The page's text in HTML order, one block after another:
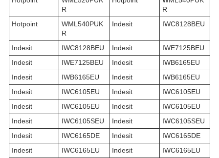
R
R
Hotpoint
WML540PUK
R
Indesit IWC8128BEU
Indesit IWC8128BEU Indesit
IWE7125BEU
Indesit
IWE7125BEU Indesit
IWB6165EU
Indesit
IWB6165EU Indesit
IWB6165EU
Indesit
IWC6105EU Indesit
IWC6105EU
Indesit
IWC6105EU Indesit
IWC6105EU
Indesit
IWC6105SEU Indesit
IWC6105SEU
Indesit
IWC6165DE Indesit
IWC6165DE
Indesit
IWC6165EU Indesit
IWC6165EU